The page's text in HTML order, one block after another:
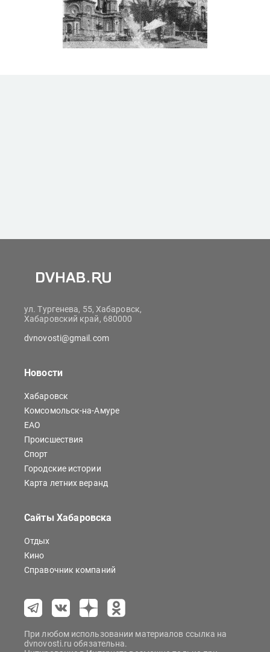
ул. Тургенева, 55, Хабаровск,
Хабаровский край, 680000
dvnovosti@gmail.com
Новости
Хабаровск
Комсомольск-на-Амуре
ЕАО
Происшествия
Спорт
Городские истории
Карта летних веранд
Сайты Хабаровска
Отдых
Кино
Справочник компаний
При любом использовании материалов ссылка на
dvnovosti.ru обязательна.